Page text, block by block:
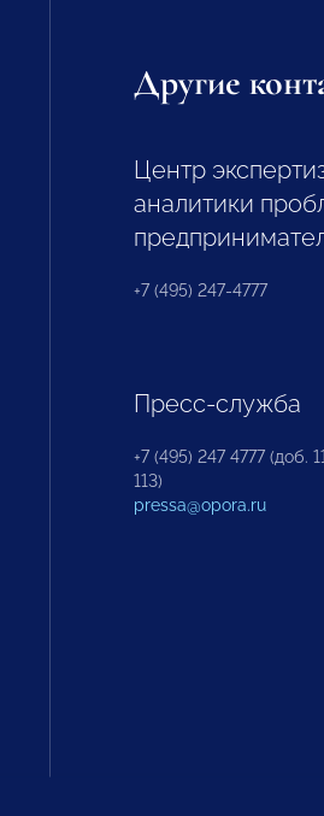
Другие
Центр
аналитики
+7 (495) 247-4777
Пресс-служба
+7 (495) 247 4777 (доб.
113)
pressa@opora.ru